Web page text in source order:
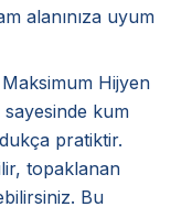
alanınıza uyum
Maksimum Hijyen
sayesinde kum
pratiktir.
topaklanan
Bu